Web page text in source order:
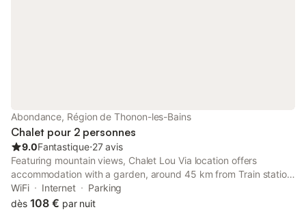
Abondance, Région de Thonon-les-Bains
Chalet pour 2 personnes
9.0Fantastique⋅27 avis
Featuring mountain views, Chalet Lou Via location offers
accommodation with a garden, around 45 km from Train station
Montreux. This property offers access to a terrace and free
private parking.
WiFi Internet
Parking
dès 108 € par nuit